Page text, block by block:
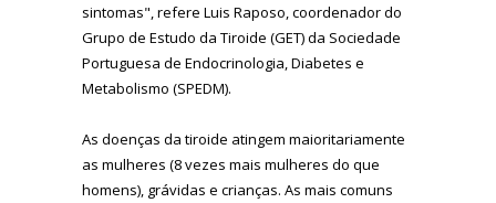
sintomas", refere Luis Raposo, coordenador do
Grupo de Estudo da Tiroide (GET) da Sociedade
Portuguesa de Endocrinologia, Diabetes e
Metabolismo (SPEDM).
As doenças da tiroide atingem maioritariamente
as mulheres (8 vezes mais mulheres do que
homens), grávidas e crianças. As mais comuns